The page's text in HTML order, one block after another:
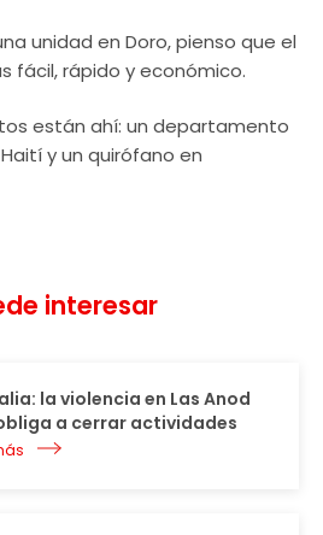
unidad en Doro, pienso que el
fácil, rápido y económico.
están ahí: un departamento
y un quirófano en
interesar
la violencia en Las Anod
a cerrar actividades